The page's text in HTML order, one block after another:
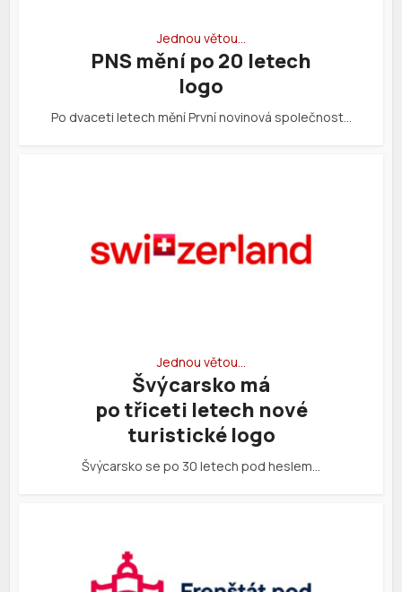
Jednou větou…
PNS mění po 20 letech
logo
Po dvaceti letech mění První novinová společnost…
Jednou větou…
Švýcarsko má
po třiceti letech nové
turistické logo
Švýcarsko se po 30 letech pod heslem…